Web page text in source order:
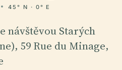
45° N · 0° E
návštěvou Starých
59 Rue du Minage,